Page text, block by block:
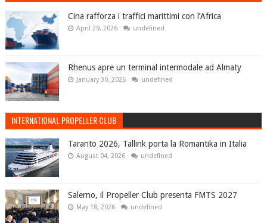
Cina rafforza i traffici marittimi con l’Africa
April 29, 2026 undefined
Rhenus apre un terminal intermodale ad Almaty
January 30, 2026 undefined
INTERNATIONAL PROPELLER CLUB
Taranto 2026, Tallink porta la Romantika in Italia
August 04, 2026 undefined
Salerno, il Propeller Club presenta FMTS 2027
May 18, 2026 undefined